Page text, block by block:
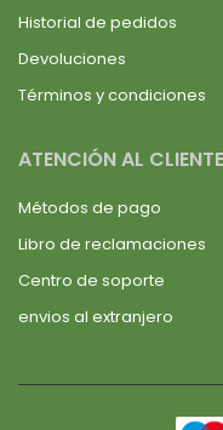
Historial de pedidos
Devoluciones
Términos y condiciones
ATENCIÓN AL CLIENTE
Métodos de pago
Libro de reclamaciones
Centro de soporte
envios al extranjero